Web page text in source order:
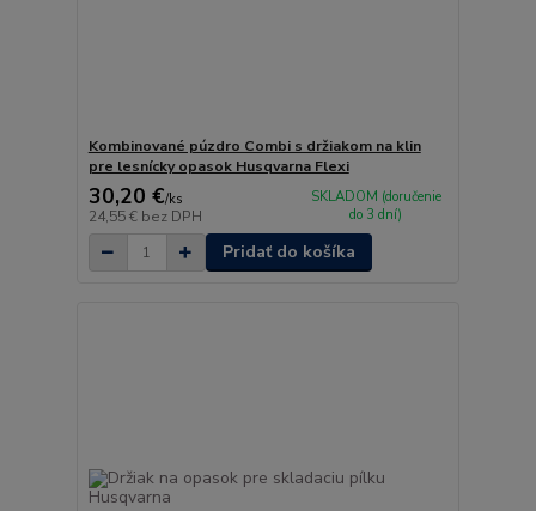
Kombinované púzdro Combi s držiakom na klin
pre lesnícky opasok Husqvarna Flexi
30,20 €/ks
24,55 € bez DPH
SKLADOM (doručenie
do 3 dní)
Pridať do košíka